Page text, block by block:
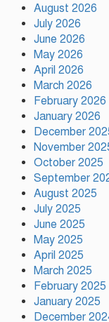
সভাপতি ডাঃ
সেক্রেটারী
August 2026
July 2026
June 2026
May 2026
April 2026
March 2026
February 2026
January 2026
December
November
October 2025
September
August 2025
July 2025
June 2025
May 2025
April 2025
March 2025
February 2025
January 2025
December